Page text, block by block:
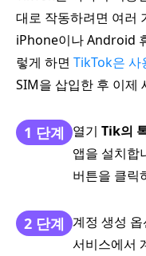
대로 작동하려면 여러
iPhone이나 Android
렇게 하면 TikTok은 사
SIM을 삽입한 후 이제
1 단계 열기 Tik의
앱을 설치합
버튼을 클릭
2 단계 계정 생성
서비스에서